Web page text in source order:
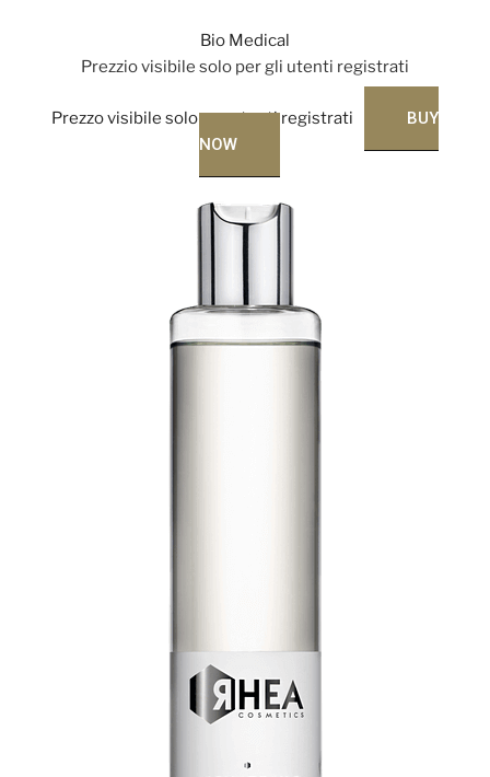
Bio Medical
Prezzio visibile solo per gli utenti registrati
Prezzo visibile solo per utenti registrati
BUY
NOW